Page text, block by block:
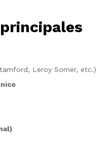
Leroy Somer, etc.)